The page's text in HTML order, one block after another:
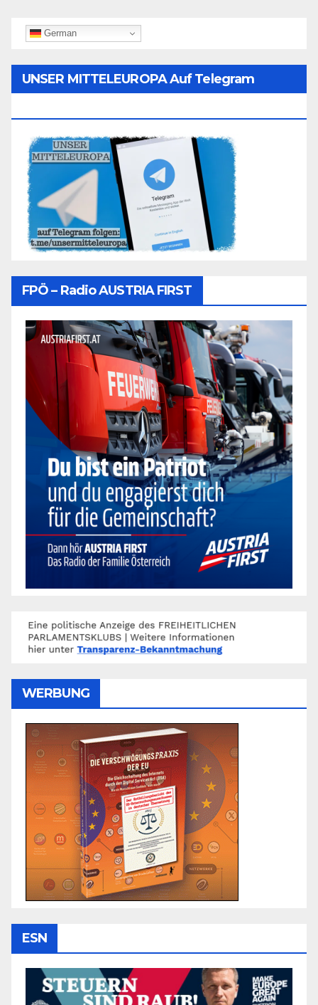
German
UNSER MITTELEUROPA Auf Telegram
FPÖ – Radio AUSTRIA FIRST
WERBUNG
ESN